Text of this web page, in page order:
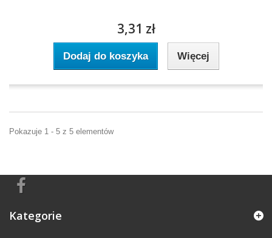
3,31 zł
Dodaj do koszyka Więcej
Pokazuje 1 - 5 z 5 elementów
Kategorie